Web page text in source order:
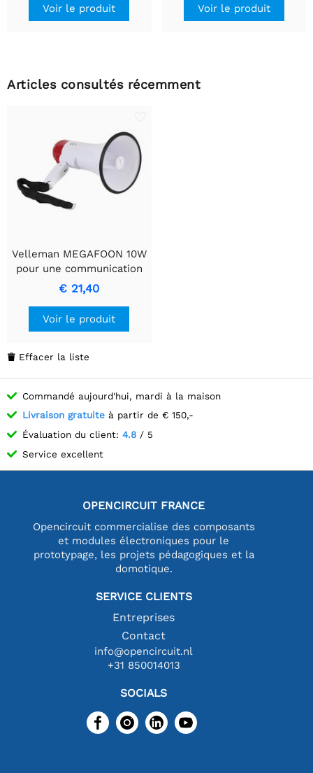
Voir le produit Voir le produit
Articles consultés récemment
Velleman MEGAFOON 10W
pour une communication
efficace
€ 21,40
Voir le produit
 Effacer la liste
Commandé aujourd'hui, mardi à la maison
Livraison gratuite à partir de € 150,-
Évaluation du client: 4.8 / 5
Service excellent
OPENCIRCUIT FRANCE
Opencircuit commercialise des composants
et modules électroniques pour le
prototypage, les projets pédagogiques et la
domotique.
SERVICE CLIENTS
Entreprises
Contact
info@opencircuit.nl
+31 850014013
SOCIALS